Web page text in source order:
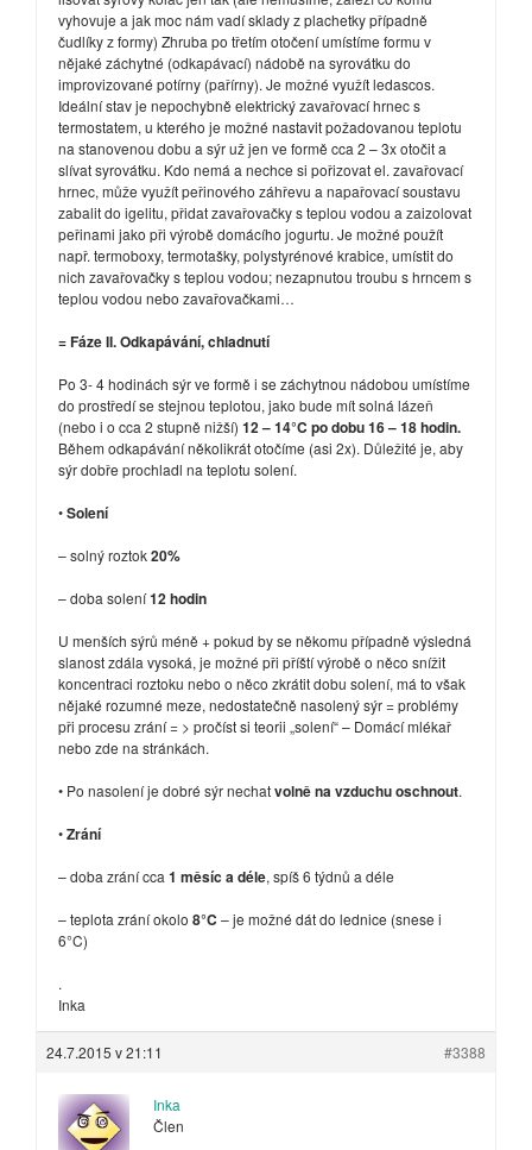
vyhovuje a jak moc nám vadí sklady z plachetky případně
čudlíky z formy) Zhruba po třetím otočení umístíme formu v
nějaké záchytné (odkapávací) nádobě na syrovátku do
improvizované potírny (pařírny). Je možné využít ledascos.
Ideální stav je nepochybně elektrický zavařovací hrnec s
termostatem, u kterého je možné nastavit požadovanou teplotu
na stanovenou dobu a sýr už jen ve formě cca 2 – 3x otočit a
slívat syrovátku. Kdo nemá a nechce si pořizovat el. zavařovací
hrnec, může využít peřinového záhřevu a napařovací soustavu
zabalit do igelitu, přidat zavařovačky s teplou vodou a zaizolovat
peřinami jako při výrobě domácího jogurtu. Je možné použít
např. termoboxy, termotašky, polystyrénové krabice, umístit do
nich zavařovačky s teplou vodou; nezapnutou troubu s hrncem s
teplou vodou nebo zavařovačkami…
= Fáze II. Odkapávání, chladnutí
Po 3- 4 hodinách sýr ve formě i se záchytnou nádobou umístíme
do prostředí se stejnou teplotou, jako bude mít solná lázeň
(nebo i o cca 2 stupně nižší) 12 – 14°C po dobu 16 – 18 hodin.
Během odkapávání několikrát otočíme (asi 2x). Důležité je, aby
sýr dobře prochladl na teplotu solení.
•Solení
– solný roztok20%
– doba solení12 hodin
U menších sýrů méně + pokud by se někomu případně výsledná
slanost zdála vysoká, je možné při příští výrobě o něco snížit
koncentraci roztoku nebo o něco zkrátit dobu solení, má to však
nějaké rozumné meze, nedostatečně nasolený sýr = problémy
při procesu zrání = > pročíst si teorii „solení“ – Domácí mlékař
nebo zde na stránkách.
• Po nasolení je dobré sýr nechatvolně na vzduchu oschnout.
•Zrání
– doba zrání cca 1 měsíc a déle, spíš 6 týdnů a déle
– teplota zrání okolo 8°C – je možné dát do lednice (snese i
6°C)
.
Inka
24.7.2015 v 21:11 #3388
Inka
Člen